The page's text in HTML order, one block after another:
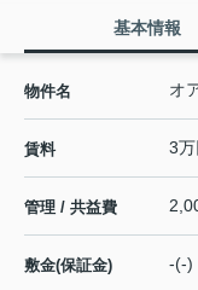
基本情報
物件名 オ
賃料 3万
管理 / 共益費
敷金(保証金) -(-)